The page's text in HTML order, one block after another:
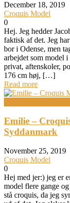
December 18, 2019
Croquis Model
0
Hej. Jeg hedder
faktisk af det. Jeg
bor i Odense, men
arbejdet som model
privat, aftenskoler,
176 cm høj, […]
Read more
Emilie –
Syddanmark
November 25, 2019
Croquis Model
0
Hej med jer:) jeg er
model flere gange
stå croquis, da jeg